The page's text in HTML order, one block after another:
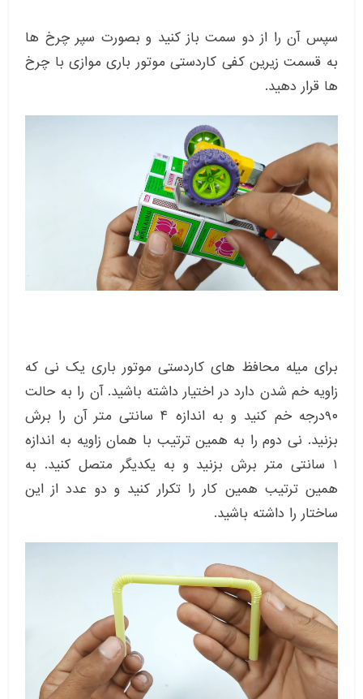
سپس آن را از دو سمت باز کنید و بصورت سپر چرخ ها
به قسمت زیرین کفی کاردستی موتور باری موازی با چرخ
ها قرار دهید.
برای میله محافظ های کاردستی موتور باری یک نی که
زاویه خم شدن دارد در اختیار داشته باشید. آن را به حالت
۹۰درجه خم کنید و به اندازه ۴ سانتی متر آن را برش
بزنید. نی دوم را به همین ترتیب با همان زاویه به اندازه
۱ سانتی متر برش بزنید و به یکدیگر متصل کنید. به
همین ترتیب همین کار را تکرار کنید و دو عدد از این
ساختار را داشته باشید.